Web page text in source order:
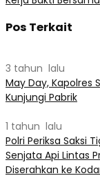
Pos Terkait
3 tahun lalu
May Day, Kapolres
Kunjungi Pabrik
1 tahun lalu
Polri Periksa Saksi
Senjata Api Lintas
Diserahkan ke